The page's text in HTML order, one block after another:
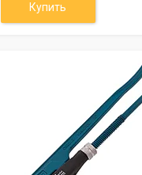
Купить